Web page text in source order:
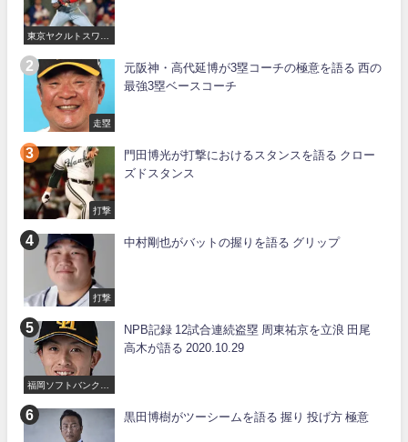
東京ヤクルトスワロ
走塁
元阪神・高代延博が3塁コーチの極意を語る 西の
最強3塁ベースコーチ
打撃
門田博光が打撃におけるスタンスを語る クロー
ズドスタンス
打撃
中村剛也がバットの握りを語る グリップ
福岡ソフトバンクホ
NPB記録 12試合連続盗塁 周東祐京を立浪 田尾
高木が語る 2020.10.29
黒田博樹がツーシームを語る 握り 投げ方 極意